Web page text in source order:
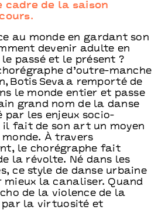
cadre de la saison
au monde en gardant son
devenir adulte en
passé et le présent ?
d’outre-manche
Botis Seva a remporté de
le monde entier et passe
grand nom de la danse
par les enjeux socio-
fait de son art un moyen
À travers
le chorégraphe fait
la révolte. Né dans les
ce style de danse urbaine
mieux la canaliser. Quand
de la violence de la
par la virtuosité et